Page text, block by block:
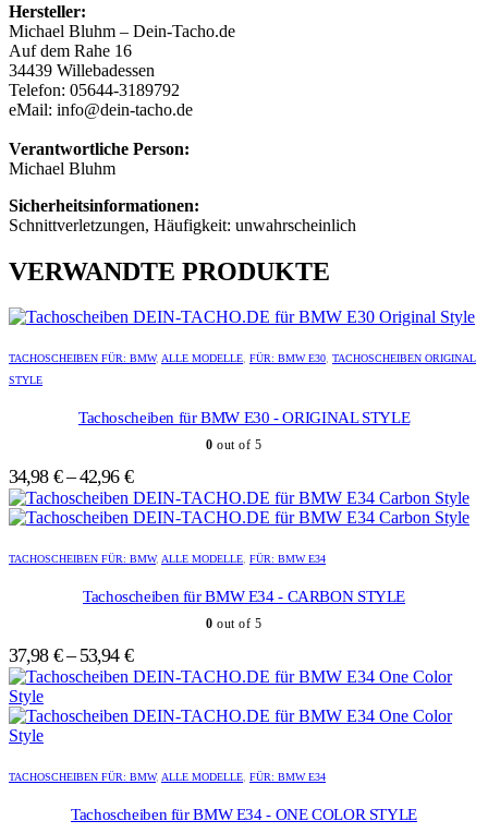
Hersteller:
Michael Bluhm – Dein-Tacho.de
Auf dem Rahe 16
34439 Willebadessen
Telefon: 05644-3189792
eMail: info@dein-tacho.de
Verantwortliche Person:
Michael Bluhm
Sicherheitsinformationen:
Schnittverletzungen, Häufigkeit: unwahrscheinlich
VERWANDTE PRODUKTE
Produkt
weist
Optionen
können
auf
Produktseite
Produkt
weist
Optionen
können
auf
Produktseite
TACHOSCHEIBEN FÜR: BMW, ALLE MODELLE, FÜR: BMW E30, TACHOSCHEIBEN ORIGINAL
STYLE
Tachoscheiben für BMW E30 - ORIGINAL STYLE
0 out of 5
34,98 €–42,96 €
Produkt
Die
Optionen
können
auf
der
gewählt
Produkt
Die
Optionen
können
auf
der
gewählt
TACHOSCHEIBEN FÜR: BMW, ALLE MODELLE, FÜR: BMW E34
Tachoscheiben für BMW E34 - CARBON STYLE
0 out of 5
37,98 €–53,94 €
Produkt
Produkt
TACHOSCHEIBEN FÜR: BMW, ALLE MODELLE, FÜR: BMW E34
Tachoscheiben für BMW E34 - ONE COLOR STYLE